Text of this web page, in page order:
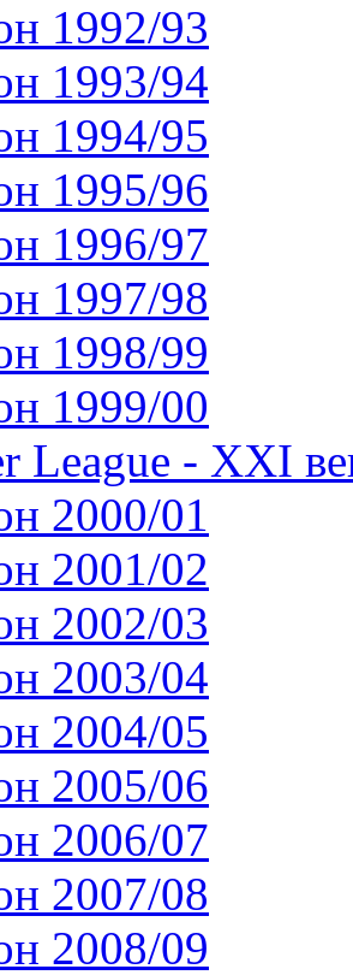
1992/93
1993/94
1994/95
1995/96
1996/97
1997/98
1998/99
1999/00
League - XXI
2000/01
2001/02
2002/03
2003/04
2004/05
2005/06
2006/07
2007/08
2008/09